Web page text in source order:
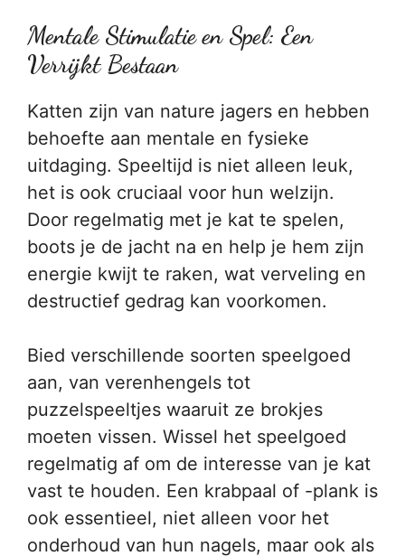
Mentale Stimulatie en Spel: Een
Verrijkt Bestaan
Katten zijn van nature jagers en hebben
behoefte aan mentale en fysieke
uitdaging. Speeltijd is niet alleen leuk,
het is ook cruciaal voor hun welzijn.
Door regelmatig met je kat te spelen,
boots je de jacht na en help je hem zijn
energie kwijt te raken, wat verveling en
destructief gedrag kan voorkomen.
Bied verschillende soorten speelgoed
aan, van verenhengels tot
puzzelspeeltjes waaruit ze brokjes
moeten vissen. Wissel het speelgoed
regelmatig af om de interesse van je kat
vast te houden. Een krabpaal of -plank is
ook essentieel, niet alleen voor het
onderhoud van hun nagels, maar ook als